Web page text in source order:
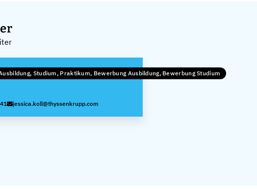
Studium, Praktikum, Bewerbung Ausbildung, Bewerbung Studium
jessica.koll@thyssenkrupp.com